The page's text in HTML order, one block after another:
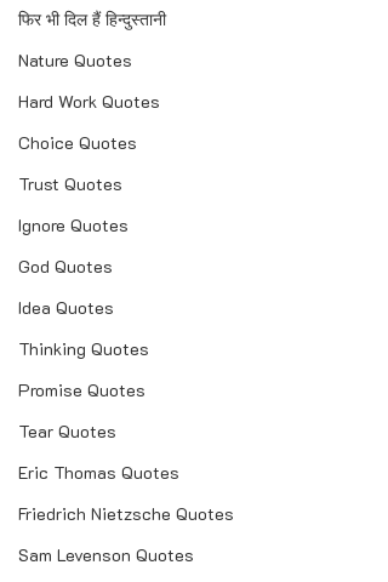
फिर भी दिल हैं हिन्दुस्तानी
Nature Quotes
Hard Work Quotes
Choice Quotes
Trust Quotes
Ignore Quotes
God Quotes
Idea Quotes
Thinking Quotes
Promise Quotes
Tear Quotes
Eric Thomas Quotes
Friedrich Nietzsche Quotes
Sam Levenson Quotes